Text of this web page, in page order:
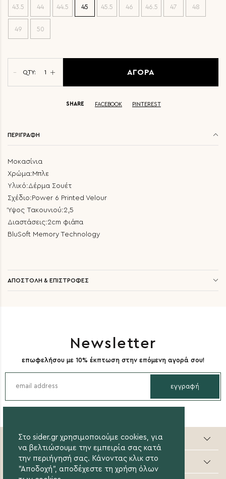
Στο sider.gr χρησιμοποιούμε cookies, για
να βελτιώσουμε την εμπειρία σας κατά
την περιήγησή σας. Κάνοντας κλικ στο
"Αποδοχή", αποδέχεστε τη χρήση όλων
43.5 44 44.5 45 45.5 46 46.5 47 48
49 50
QTY: ΑΓΟΡΑ
SHARE FACEBOOK PINTEREST
ΠΕΡΙΓΡΑΦΗ
Μοκασίνια
Χρώμα:Μπλε
Υλικό:Δέρμα Σουέτ
Σχέδιο:Power 6 Printed Velour
Ύψος Τακουνιού:2,5
Διαστάσεις:2cm φιάπα
BluSoft Memory Technology
ΑΠΟΣΤΟΛΗ & ΕΠΙΣΤΡΟΦΕΣ
Newsletter
επωφελήσου με 10% έκπτωση στην επόμενη αγορά σου!
εγγραφή
Sider valuable steps
Online Αγορές